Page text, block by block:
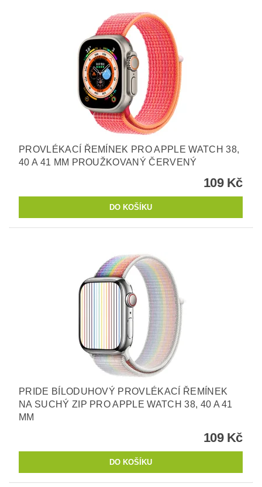
PROVLÉKACÍ ŘEMÍNEK PRO APPLE WATCH 38,
40 A 41 MM PROUŽKOVANÝ ČERVENÝ
109 Kč
PRIDE BÍLODUHOVÝ PROVLÉKACÍ ŘEMÍNEK
NA SUCHÝ ZIP PRO APPLE WATCH 38, 40 A 41
MM
109 Kč